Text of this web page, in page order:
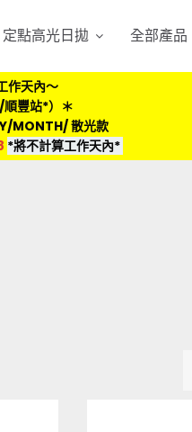
定點高光日拋 全部產品
作天內～
豐站*）＊
MONTH/ 散光款
*將不計算工作天內*